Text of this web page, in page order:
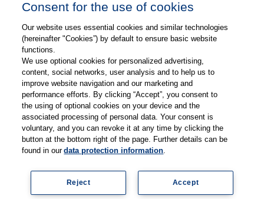
Karriere
Kontakt
Web-Semniare
Anwenderberichte
Partner
Impressum Datenschutz Kontakt AGB
Consent for the use of cookies
Our website uses essential cookies and similar technologies
(hereinafter "Cookies”) by default to ensure basic website
functions.
We use optional cookies for personalized advertising,
content, social networks, user analysis and to help us to
improve website navigation and our marketing and
performance efforts. By clicking “Accept”, you consent to
the using of optional cookies on your device and the
associated processing of personal data. Your consent is
voluntary, and you can revoke it at any time by clicking the
button at the bottom right of the page. Further details can be
found in ourdata protection information.
Accept
Reject